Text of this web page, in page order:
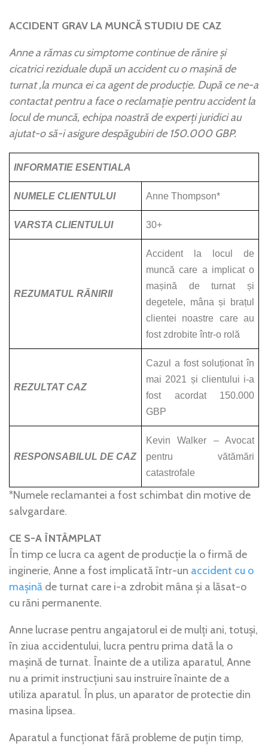
ACCIDENT GRAV LA MUNCĂ STUDIU DE CAZ
Anne a rămas cu simptome continue de rănire și
cicatrici reziduale după un accident cu o mașină de
turnat ,la munca ei ca agent de producție. După ce ne-a
contactat pentru a face o reclamație pentru accident la
locul de muncă, echipa noastră de experți juridici au
ajutat-o să-i asigure despăgubiri de 150.000 GBP.
INFORMATIE ESENTIALA
NUMELE CLIENTULUI Anne Thompson*
VARSTA CLIENTULUI 30+
REZUMATUL RĂNIRII
Accident la locul de
muncă care a implicat o
mașină de turnat și
degetele, mâna și brațul
clientei noastre care au
fost zdrobite într-o rolă
REZULTAT CAZ
Cazul a fost soluționat în
mai 2021 și clientului i-a
fost acordat 150.000
GBP
RESPONSABILUL DE CAZ
Kevin Walker – Avocat
pentru vătămări
catastrofale
*Numele reclamantei a fost schimbat din motive de
salvgardare.
CE S-A ÎNTÂMPLAT
În timp ce lucra ca agent de producție la o firmă de
inginerie, Anne a fost implicată într-un accident cu o
mașină de turnat care i-a zdrobit mâna și a lăsat-o
cu răni permanente.
Anne lucrase pentru angajatorul ei de mulți ani, totuși,
în ziua accidentului, lucra pentru prima dată la o
mașină de turnat. Înainte de a utiliza aparatul, Anne
nu a primit instrucțiuni sau instruire înainte de a
utiliza aparatul. În plus, un aparator de protectie din
masina lipsea.
Aparatul a funcționat fără probleme de puțin timp,